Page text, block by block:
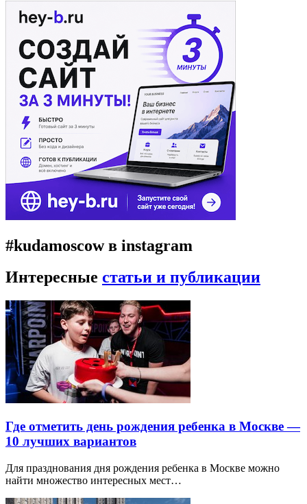
#kudamoscow в instagram
Интересные статьи и публикации
Где отметить день рождения ребенка в Москве —
10 лучших вариантов
Для празднования дня рождения ребенка в Москве можно
найти множество интересных мест…